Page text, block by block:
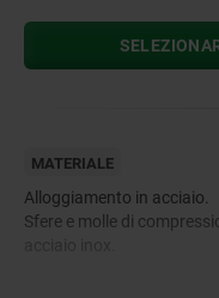
MATERIALE
Alloggiamento in acciaio.
Sfere e molle di